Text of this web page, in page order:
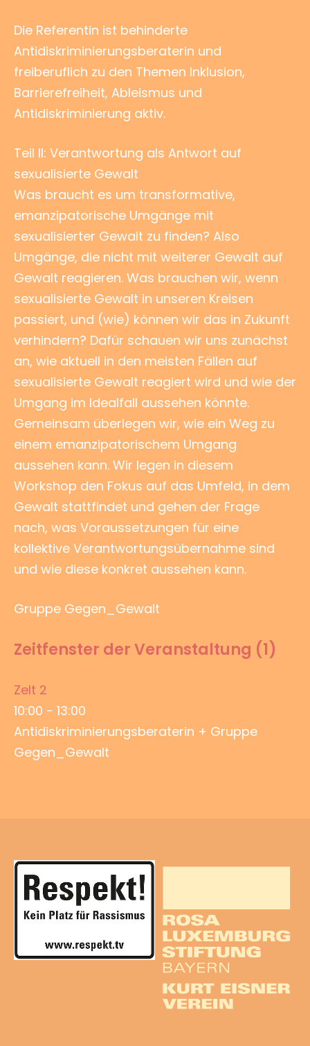
Die Referentin ist behinderte
Antidiskriminierungsberaterin und
freiberuflich zu den Themen Inklusion,
Barrierefreiheit, Ableismus und
Antidiskriminierung aktiv.
Teil II: Verantwortung als Antwort auf
sexualisierte Gewalt
Was braucht es um transformative,
emanzipatorische Umgänge mit
sexualisierter Gewalt zu finden? Also
Umgänge, die nicht mit weiterer Gewalt auf
Gewalt reagieren. Was brauchen wir, wenn
sexualisierte Gewalt in unseren Kreisen
passiert, und (wie) können wir das in Zukunft
verhindern? Dafür schauen wir uns zunächst
an, wie aktuell in den meisten Fällen auf
sexualisierte Gewalt reagiert wird und wie der
Umgang im Idealfall aussehen könnte.
Gemeinsam überlegen wir, wie ein Weg zu
einem emanzipatorischem Umgang
aussehen kann. Wir legen in diesem
Workshop den Fokus auf das Umfeld, in dem
Gewalt stattfindet und gehen der Frage
nach, was Voraussetzungen für eine
kollektive Verantwortungsübernahme sind
und wie diese konkret aussehen kann.
Gruppe Gegen_Gewalt
Zeitfenster der Veranstaltung (1)
Zelt 2
10:00 - 13:00
Antidiskriminierungsberaterin + Gruppe
Gegen_Gewalt